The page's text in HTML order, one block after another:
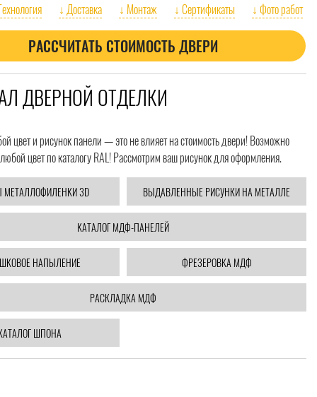
↓ Доставка ↓ Монтаж ↓ Сертификаты ↓ Фото работ
РАССЧИТАТЬ СТОИМОСТЬ ДВЕРИ
ДВЕРНОЙ ОТДЕЛКИ
цвет и рисунок панели — это не влияет на стоимость двери! Возможно
цвет по каталогу RAL! Рассмотрим ваш рисунок для оформления.
МЕТАЛЛОФИЛЕНКИ 3D ВЫДАВЛЕННЫЕ РИСУНКИ НА МЕТАЛЛЕ
КАТАЛОГ МДФ-ПАНЕЛЕЙ
НАПЫЛЕНИЕ ФРЕЗЕРОВКА МДФ
РАСКЛАДКА МДФ
ШПОНА